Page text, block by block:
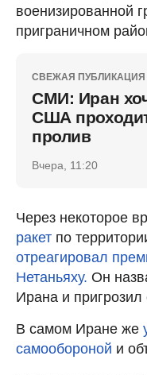
военизированной
приграничном
СВЕЖАЯ ПУБЛИКАЦИЯ
СМИ: Иран
США
пролив
Вчера, 11:20
Через некоторое
ракет по
отреагировал
Нетаньяху. Он
Ирана и пригрозил
В самом Иране же
самообороной и